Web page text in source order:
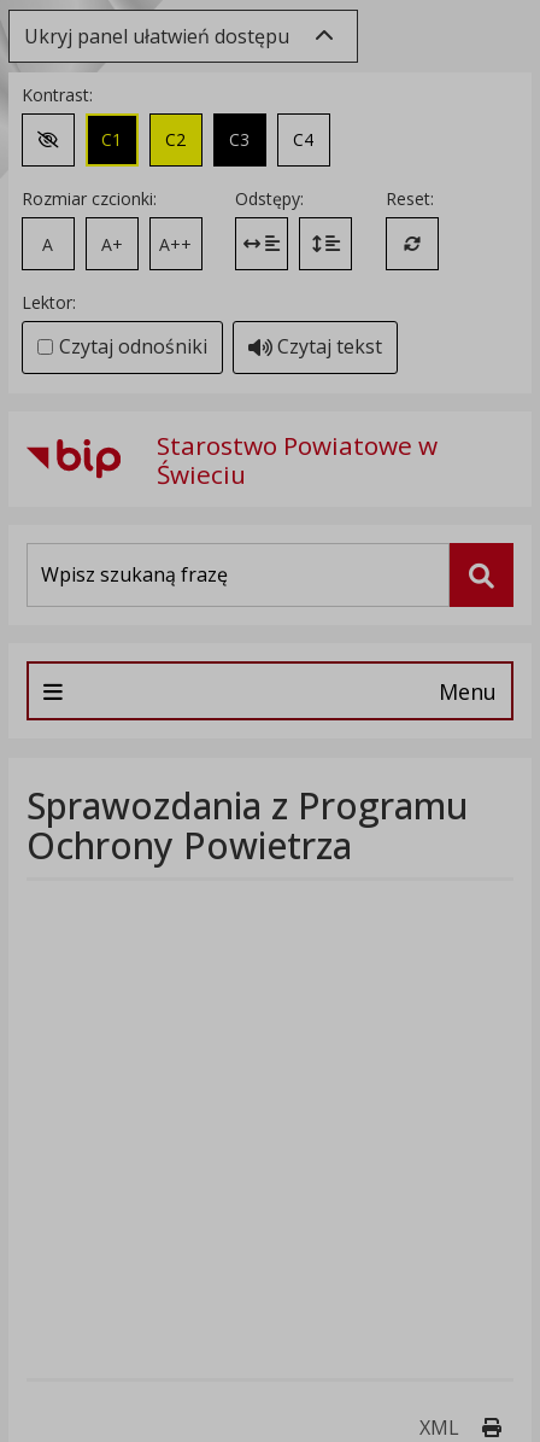
Ukryj panel ułatwień dostępu
Kontrast:
Zmień kontrast na domyślny
C1 C2 C3 C4
Rozmiar czcionki:
A
A+ A++
Odstępy:
Zmień odstęp między literami
Zmień interlinię i margines
Reset:
Przywróć
Lektor:
Czytaj odnośniki Czytaj tekst
Starostwo Powiatowe w
Świeciu
Menu
Sprawozdania z Programu
Ochrony Powietrza
XML